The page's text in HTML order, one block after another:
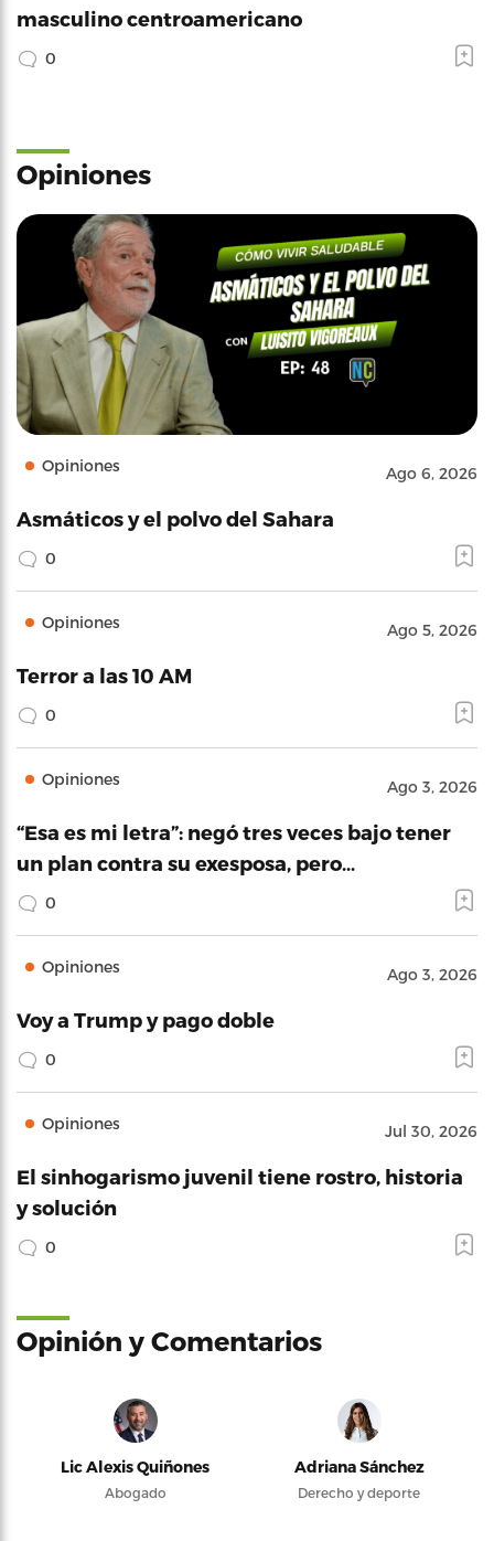
masculino centroamericano
0
Opiniones
Opiniones Ago 6, 2026
Asmáticos y el polvo del Sahara
0
Opiniones Ago 5, 2026
Terror a las 10 AM
0
Opiniones Ago 3, 2026
“Esa es mi letra”: negó tres veces bajo tener
un plan contra su exesposa, pero…
0
Opiniones Ago 3, 2026
Voy a Trump y pago doble
0
Opiniones Jul 30, 2026
El sinhogarismo juvenil tiene rostro, historia
y solución
0
Opinión y Comentarios
Lic Alexis Quiñones
Abogado
Adriana Sánchez
Derecho y deporte